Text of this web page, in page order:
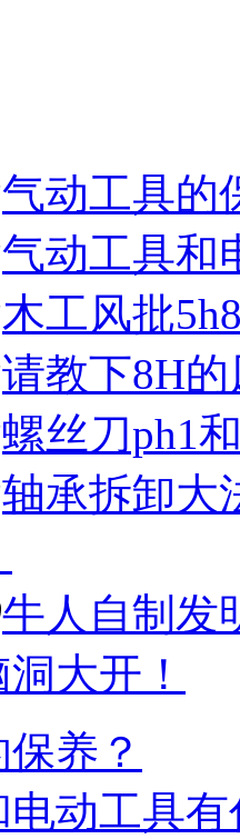
气动工具的
气动工具和
木工风批
请教下8H
螺丝刀ph1
轴承拆卸大
牛人自制发
大开！
养？
动工具